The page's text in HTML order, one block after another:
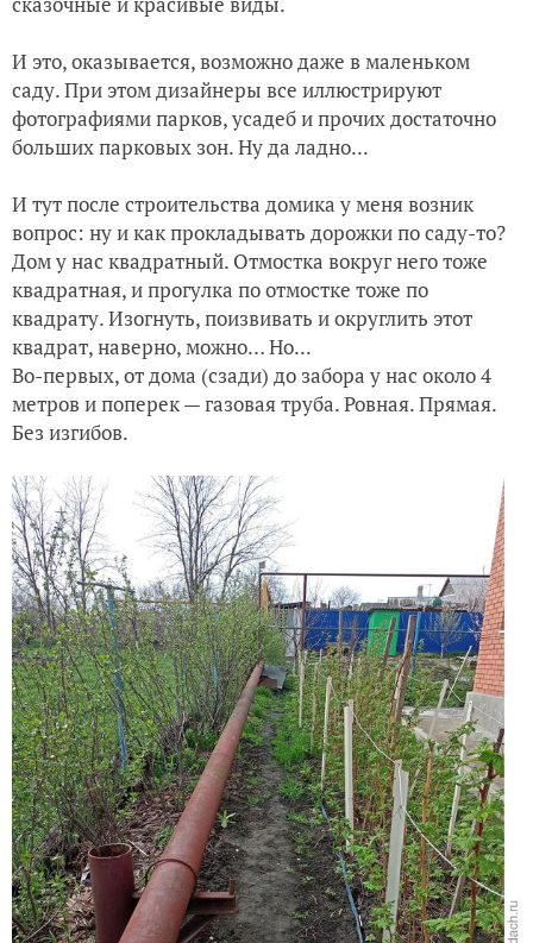
И это, оказывается, возможно даже в маленьком
саду. При этом дизайнеры все иллюстрируют
фотографиями парков, усадеб и прочих достаточно
больших парковых зон. Ну да ладно...
И тут после строительства домика у меня возник
вопрос: ну и как прокладывать дорожки по саду-то?
Дом у нас квадратный. Отмостка вокруг него тоже
квадратная, и прогулка по отмостке тоже по
квадрату. Изогнуть, поизвивать и округлить этот
квадрат, наверно, можно… Но...
Во-первых, от дома (сзади) до забора у нас около 4
метров и поперек — газовая труба. Ровная. Прямая.
Без изгибов.